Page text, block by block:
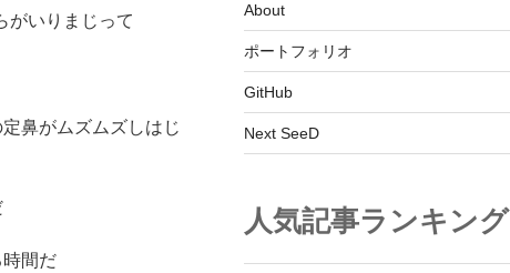
がいりまじって
鼻がムズムズしはじ
間だ
About
ポートフォリオ
GitHub
Next SeeD
人気記事ランキング